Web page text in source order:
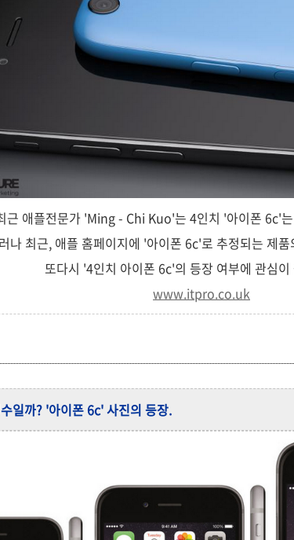
애플전문가 'Ming - Chi Kuo'는 4인치 '아이폰 6c'는
나 최근, 애플 홈페이지에 '아이폰 6c'로 추정되는 제
또다시 '4인치 아이폰 6c'의 등장 여부에 관심이
www.itpro.co.uk
일까? '아이폰 6c' 사진의 등장.